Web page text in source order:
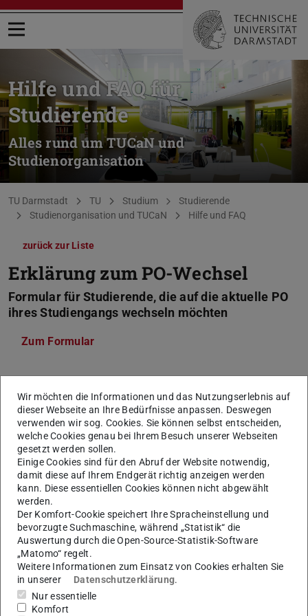
Menü öffnen
Hilfe und FAQ für
Studierende
Alles rund um TUCaN und
Studienorganisation
Sie befinden sich hier:
TU Darmstadt TU Studium
Studierende
Studienorganisation und TUCaN
Hilfe und FAQ
zurück zur Liste
Erklärung zum PO-Wechsel
Formular für Studierende, die auf die aktuelle PO
ihres Studiengangs wechseln möchten
Zum Formular
KONTAKT
Weitere Artikel
Prüfungen
Studiengang-Wechsel - TUCaN zeigt alten und neuen
Wir möchten die Informationen und das Nutzungserlebnis auf
dieser Webseite an Ihre Bedürfnisse anpassen. Deswegen
verwenden wir sog. Cookies. Sie können selbst entscheiden,
welche Cookies genau bei Ihrem Besuch unserer Webseiten
gesetzt werden sollen.
Einige Cookies sind für den Abruf der Website notwendig,
damit diese auf Ihrem Endgerät richtig anzeigen werden
kann. Diese essentiellen Cookies können nicht abgewählt
werden.
Der Komfort-Cookie speichert Ihre Spracheinstellung und
bevorzugte Suchmaschine, während „Statistik“ die
Auswertung durch die Open-Source-Statistik-Software
„Matomo“ regelt.
Weitere Informationen zum Einsatz von Cookies erhalten Sie
in unserer
Datenschutzerklärung.
Nur essentielle
Komfort